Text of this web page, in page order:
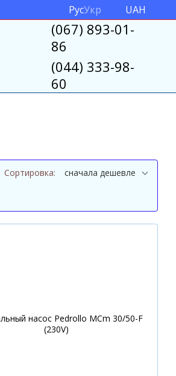
РусУкр UAH
(067) 893-01-
86
(044) 333-98-
60
Сортировка: сначала дешевле